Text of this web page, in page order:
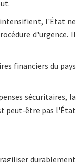
l'État ne
d'urgence. Il
financiers du pays
sécuritaires, la
peut-être pas l'État
durablement